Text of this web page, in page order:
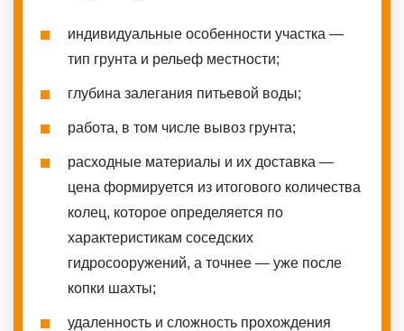
индивидуальные особенности участка —
тип грунта и рельеф местности;
глубина залегания питьевой воды;
работа, в том числе вывоз грунта;
расходные материалы и их доставка —
цена формируется из итогового количества
колец, которое определяется по
характеристикам соседских
гидросооружений, а точнее — уже после
копки шахты;
удаленность и сложность прохождения